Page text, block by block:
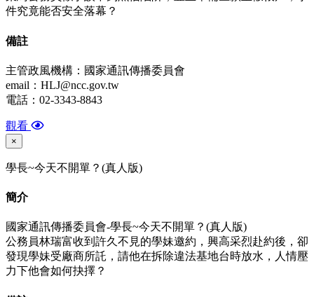
件究竟能否安全落幕？
備註
主管政風機構：國家通訊傳播委員會
email：HLJ@ncc.gov.tw
電話：02-3343-8843
觀看
×
學長~今天不開單？(真人版)
簡介
國家通訊傳播委員會-學長~今天不開單？(真人版)
公務員林瑞富收到許久不見的學妹邀約，興高采烈赴約後，卻
發現學妹受廠商所託，請他在拆除違法基地台時放水，人情壓
力下他會如何抉擇？